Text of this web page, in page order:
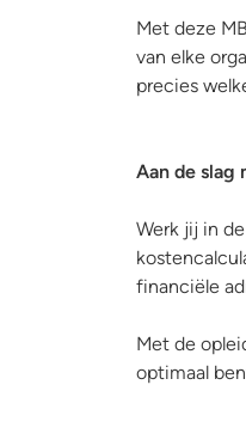
Met deze
van elke
precies
Aan de slag
Werk jij in
financiële
Met de
optimaal